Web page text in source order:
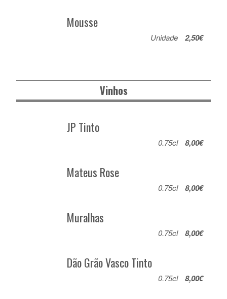
Mousse
Unidade 2,50€
Vinhos
JP Tinto
0.75cl 8,00€
Mateus Rose
0.75cl 8,00€
Muralhas
0.75cl 8,00€
Dão Grão Vasco Tinto
0.75cl 8,00€